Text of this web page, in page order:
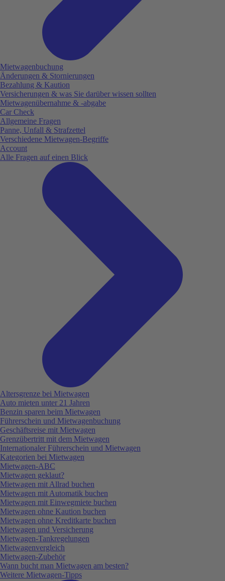
Mietwagenbuchung
Änderungen & Stornierungen
Bezahlung & Kaution
Versicherungen & was Sie darüber wissen sollten
Mietwagenübernahme & -abgabe
Car Check
Allgemeine Fragen
Panne, Unfall & Strafzettel
Verschiedene Mietwagen-Begriffe
Account
Alle Fragen auf einen Blick
Altersgrenze bei Mietwagen
Auto mieten unter 21 Jahren
Benzin sparen beim Mietwagen
Führerschein und Mietwagenbuchung
Geschäftsreise mit Mietwagen
Grenzübertritt mit dem Mietwagen
Internationaler Führerschein und Mietwagen
Kategorien bei Mietwagen
Mietwagen-ABC
Mietwagen geklaut?
Mietwagen mit Allrad buchen
Mietwagen mit Automatik buchen
Mietwagen mit Einwegmiete buchen
Mietwagen ohne Kaution buchen
Mietwagen ohne Kreditkarte buchen
Mietwagen und Versicherung
Mietwagen-Tankregelungen
Mietwagenvergleich
Mietwagen-Zubehör
Wann bucht man Mietwagen am besten?
Weitere Mietwagen-Tipps